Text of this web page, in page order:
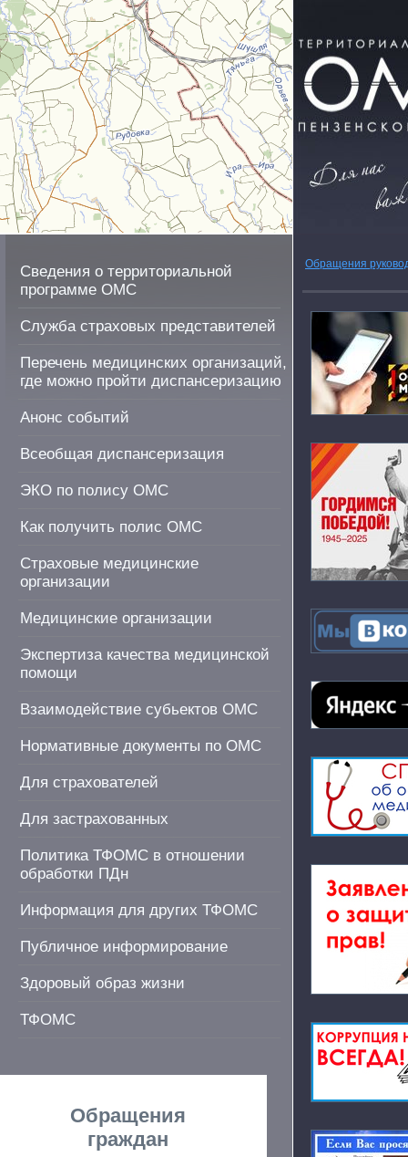
Сведения о территориальной
программе ОМС
Служба страховых представителей
Перечень медицинских организаций,
где можно пройти диспансеризацию
Анонс событий
Всеобщая диспансеризация
ЭКО по полису ОМС
Как получить полис ОМС
Страховые медицинские
организации
Медицинские организации
Экспертиза качества медицинской
помощи
Взаимодействие субьектов ОМС
Нормативные документы по ОМС
Для страхователей
Для застрахованных
Политика ТФОМС в отношении
обработки ПДн
Информация для других ТФОМС
Публичное информирование
Здоровый образ жизни
ТФОМС
Обращения
граждан
Обращения